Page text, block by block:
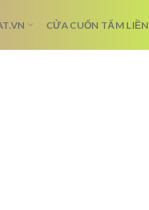
CỬA CUỐN TẤM LIỀN